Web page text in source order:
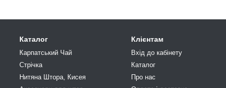
Каталог
Карпатський Чай
Стрічка
Нитяна Штора, Кисея
Клієнтам
Вхід до кабінету
Каталог
Про нас